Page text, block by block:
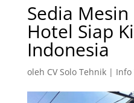
Sedia
Hotel Siap
Indonesia
oleh CV Solo Tehnik| Info